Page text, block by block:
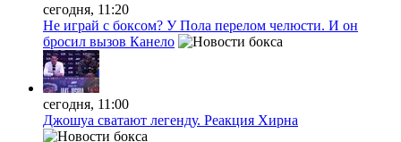
сегодня, 11:20
Не играй с боксом? У Пола перелом челюсти. И он
бросил вызов Канело
сегодня, 11:00
Джошуа сватают легенду. Реакция Хирна